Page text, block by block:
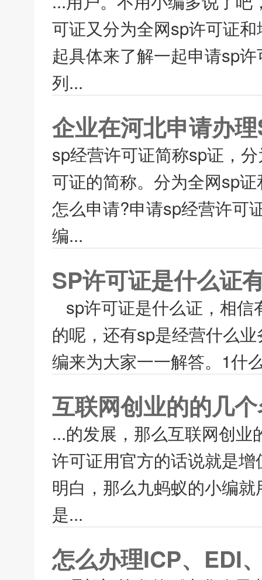
可证又分为全网sp许可证
起具体来了解一起申请sp
列...
企业在河北申请办
sp经营许可证简称sp证，
可证的简称。分为全网sp
怎么申请?申请sp经营许可
编...
SP许可证是什么证
sp许可证是什么证，相信
的呢，还有sp是经营什么
编来为大家一一解答。1什
互联网创业的的几
...的发展，那么互联网创
许可证用官方的话说就是
明白，那么九蚂蚁的小编
是...
怎么办理ICP、EDI